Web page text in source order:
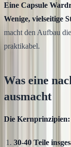
Eine Capsule
Wenige, vielseitige
macht den Aufbau
praktikabel.
Was eine
ausmacht
Die Kernprinzipien:
30-40 Teile